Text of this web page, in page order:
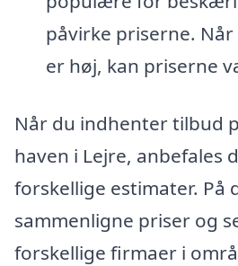
påvirke priserne.
er høj, kan priserne
Når du indhenter tilbud
haven i Lejre, anbefales
forskellige estimater. På
sammenligne priser og
forskellige firmaer i